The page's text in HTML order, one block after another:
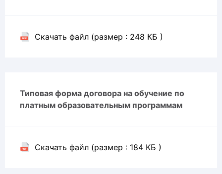
Скачать файл (размер : 248 КБ )
Типовая форма договора на обучение по
платным образовательным программам
Скачать файл (размер : 184 КБ )